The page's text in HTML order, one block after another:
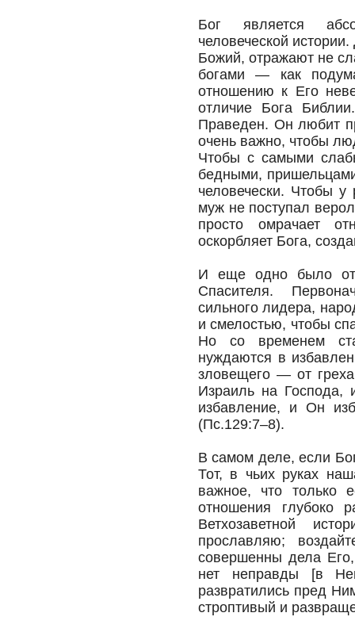
Бог является
человеческой
Божий, отражают не
богами — как
отношению к Его
отличие Бога
Праведен. Он любит
очень важно, чтобы
Чтобы с самыми
бедными,
человечески. Чтобы
муж не поступал
просто омрачает
оскорбляет Бога,
И еще одно было
Спасителя.
сильного лидера,
и смелостью, чтобы
Но со временем
нуждаются в
зловещего — от
Израиль на Господа,
избавление, и Он
(Пс.129:7–8).
В самом деле, если
Тот, в чьих руках
важное, что только
отношения глубоко
Ветхозаветной
прославляю;
совершенны дела
нет неправды [в
развратились пред
строптивый и